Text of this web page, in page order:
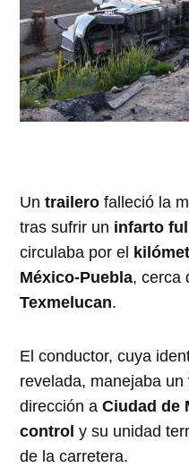
Untrailero falleció la
tras sufrir un infarto
circulaba por el
México-Puebla, cerca
Texmelucan.
El conductor, cuya
revelada, manejaba un
dirección aCiudad de
control y su unidad
de la carretera.